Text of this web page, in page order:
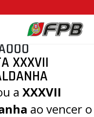
XXXVII
a XXXVII
ao vencer o